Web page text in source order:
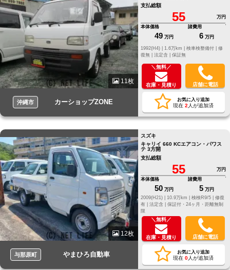
11枚
沖縄市 カーショップZONE
支払総額
55
万円
本体価格
49 万円
諸費用
6 万円
修
復無 | 法定含 | 保証無
＼無料／
在庫・見積り 店舗に電話
お気に入り追加
現在 2 人が追加済
12枚
与那原町 やまひろ自動車
スズキ
キャリイ 660 KCエアコン・パワス
テ 3方開
支払総額
55
万円
本体価格
50 万円
諸費用
5 万円
2009(H21) |
10.9万km | 検検R9/5 | 修復
有 | 法定含 | 保証付・24ヶ月・距離無制
限
＼無料／
在庫・見積り 店舗に電話
お気に入り追加
現在 0人が追加済